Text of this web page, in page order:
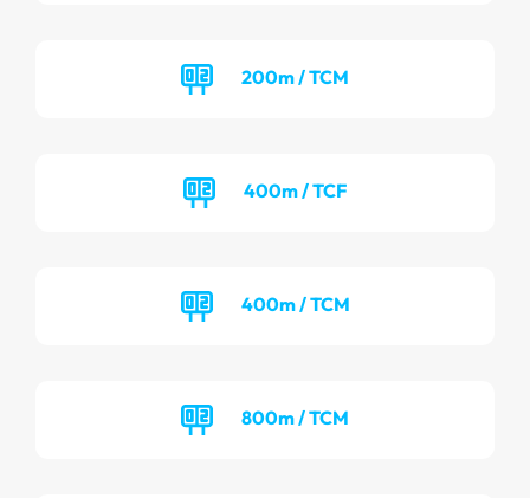
200m / TCM
400m / TCF
400m / TCM
800m / TCM